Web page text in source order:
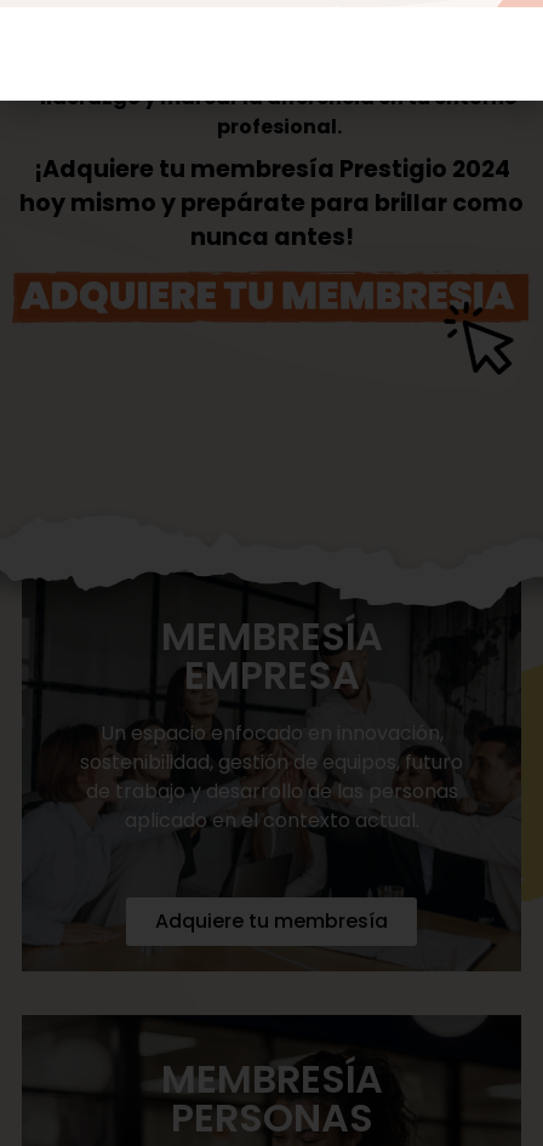
liderazgo y marcar la diferencia en tu entorno
profesional.
¡Adquiere tu membresía Prestigio 2024
hoy mismo y prepárate para brillar como
nunca antes!
MEMBRESÍA
EMPRESA
Un espacio enfocado en innovación,
sostenibilidad, gestión de equipos, futuro
de trabajo y desarrollo de las personas
aplicado en el contexto actual.
Adquiere tu membresía
MEMBRESÍA
PERSONAS